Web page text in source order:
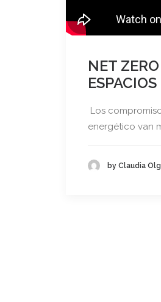
NET
ESPACIOS
Los
energético van
by Claudia